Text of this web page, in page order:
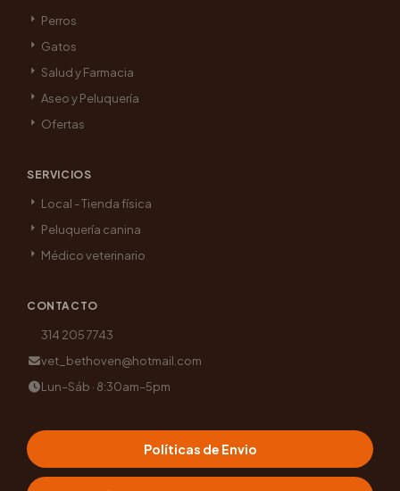
Perros
Gatos
Salud y Farmacia
Aseo y Peluquería
Ofertas
SERVICIOS
Local - Tienda física
Peluquería canina
Médico veterinario
CONTACTO
314 205 7743
vet_bethoven@hotmail.com
Lun–Sáb · 8:30am–5pm
Políticas de Envio